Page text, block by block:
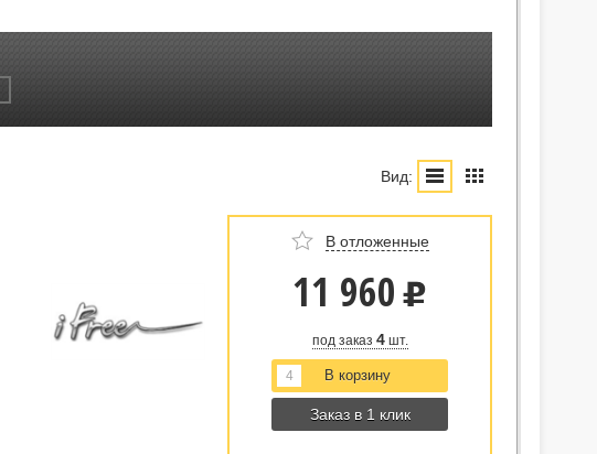
Вид:
В отложенные
11 960 u
под заказ 4шт.
Заказ в 1 клик